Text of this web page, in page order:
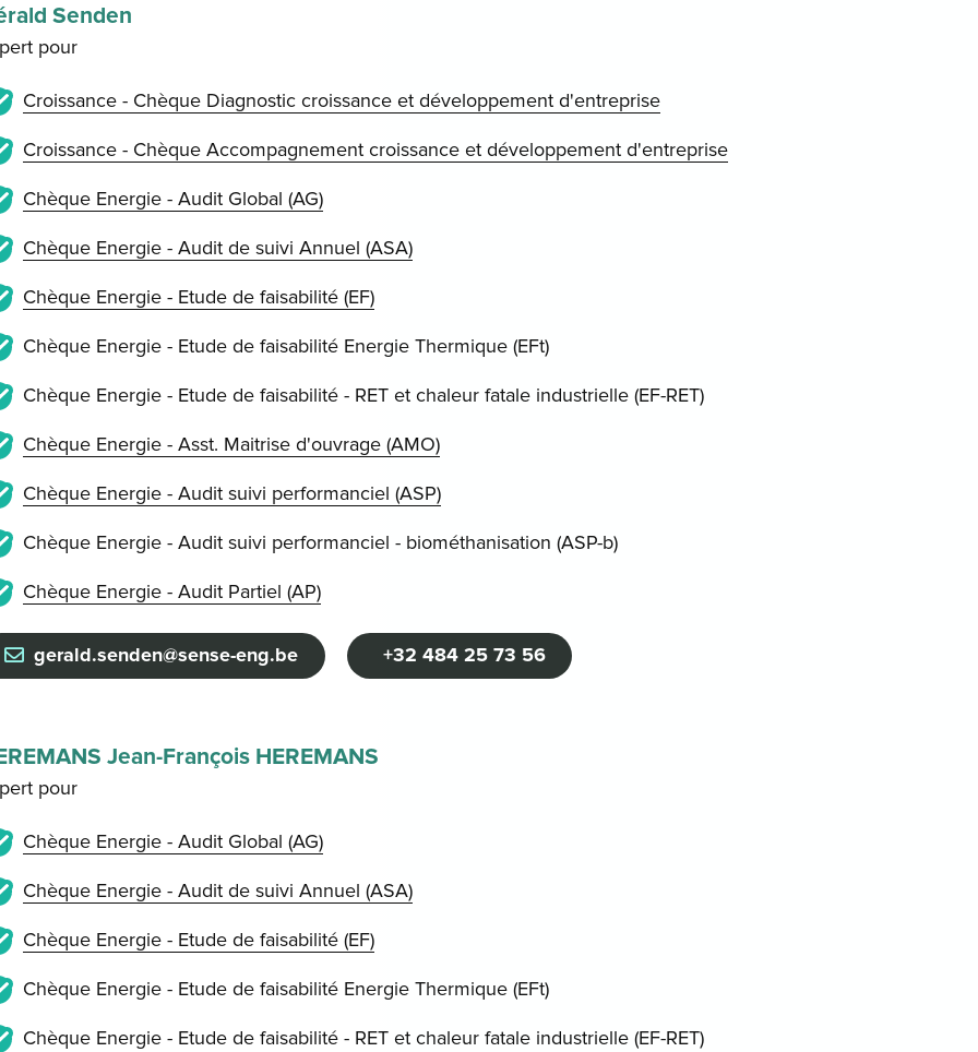
Senden
pour
Croissance - Chèque Diagnostic croissance et développement d'entreprise
Croissance - Chèque Accompagnement croissance et développement d'entreprise
Chèque Energie - Audit Global (AG)
Chèque Energie - Audit de suivi Annuel (ASA)
Chèque Energie - Etude de faisabilité (EF)
Chèque Energie - Etude de faisabilité Energie Thermique (EFt)
Chèque Energie - Etude de faisabilité - RET et chaleur fatale industrielle (EF-RET)
Chèque Energie - Asst. Maitrise d'ouvrage (AMO)
Chèque Energie - Audit suivi performanciel (ASP)
Chèque Energie - Audit suivi performanciel - biométhanisation (ASP-b)
Chèque Energie - Audit Partiel (AP)
gerald.senden@sense-eng.be +32 484 25 73 56
Jean-François HEREMANS
pour
Chèque Energie - Audit Global (AG)
Chèque Energie - Audit de suivi Annuel (ASA)
Chèque Energie - Etude de faisabilité (EF)
Chèque Energie - Etude de faisabilité Energie Thermique (EFt)
Chèque Energie - Etude de faisabilité - RET et chaleur fatale industrielle (EF-RET)